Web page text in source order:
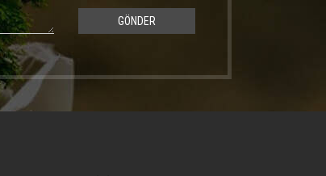
GÖNDER